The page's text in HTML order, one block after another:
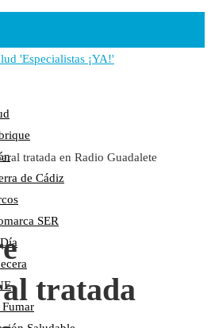
Salud
Ubrique
de Cádiz
SER
tratada en Radio Guadalete
tratada